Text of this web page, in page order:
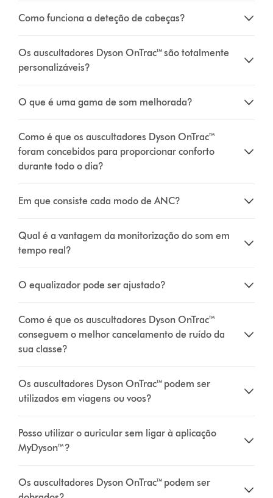
Como funciona a deteção de cabeças?
Os auscultadores Dyson OnTrac™ são totalmente
personalizáveis?
O que é uma gama de som melhorada?
Como é que os auscultadores Dyson OnTrac™
foram concebidos para proporcionar conforto
durante todo o dia?
Em que consiste cada modo de ANC?
Qual é a vantagem da monitorização do som em
tempo real?
O equalizador pode ser ajustado?
Como é que os auscultadores Dyson OnTrac™
conseguem o melhor cancelamento de ruído da
sua classe?
Os auscultadores Dyson OnTrac™ podem ser
utilizados em viagens ou voos?
Posso utilizar o auricular sem ligar à aplicação
MyDyson™?
Os auscultadores Dyson OnTrac™ podem ser